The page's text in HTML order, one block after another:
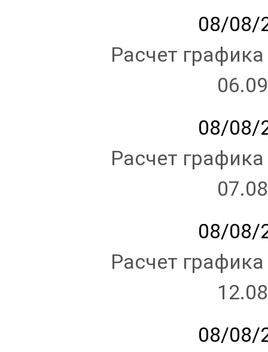
08/08/
Расчет
08/08/
Расчет
08/08/
Расчет
08/08/